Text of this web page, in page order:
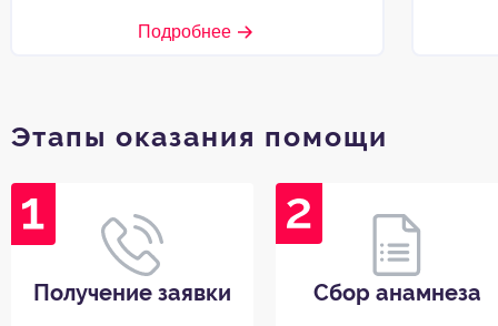
Подробнее
Этапы оказания помощи
Получение заявки Сбор анамнеза